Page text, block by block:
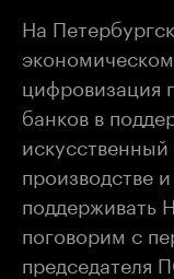
На
цифровизация
банков в
производстве
поговорим с
председателя